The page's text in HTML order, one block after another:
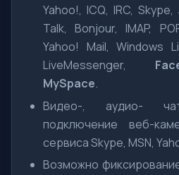
Yahoo!, ICQ, IRC,
Talk, Bonjour, IMAP,
Yahoo! Mail, Windows
LiveMessenger,
MySpace.
Видео-, аудио-
подключение веб-
сервиса Skype, MSN,
Возможно